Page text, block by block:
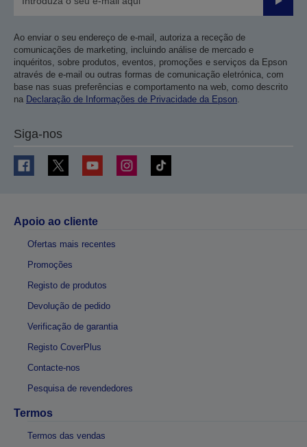
Enviar
Ao enviar o seu endereço de e-mail, autoriza a receção de
comunicações de marketing, incluindo análise de mercado e
inquéritos, sobre produtos, eventos, promoções e serviços da Epson
através de e-mail ou outras formas de comunicação eletrónica, com
base nas suas preferências e comportamento na web, como descrito
na Declaração de Informações de Privacidade da Epson.
Siga-nos
Apoio ao cliente
Ofertas mais recentes
Promoções
Registo de produtos
Devolução de pedido
Verificação de garantia
Registo CoverPlus
Contacte-nos
Pesquisa de revendedores
Termos
Termos das vendas